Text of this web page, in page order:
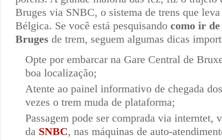
Bruges via SNBC, o sistema de trens que
Bélgica. Se você está pesquisando como ir
Bruges de trem, seguem algumas dicas
Opte por embarcar na Gare Central de
boa localização;
Atente ao painel informativo de chegada
vezes o trem muda de plataforma;
Passagem pode ser comprada via interntet,
da SNBC, nas máquinas de auto-